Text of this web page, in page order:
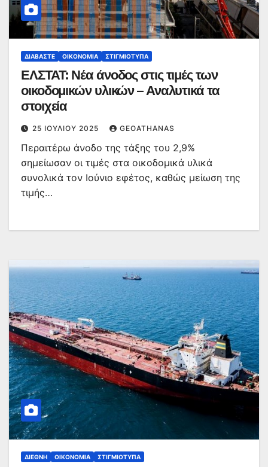
ΔΙΑΒΆΣΤΕ ΟΙΚΟΝΟΜΊΑ ΣΤΙΓΜΙΌΤΥΠΑ
ΕΛΣΤΑΤ: Νέα άνοδος στις τιμές των
οικοδομικών υλικών – Αναλυτικά τα
στοιχεία
25 ΙΟΥΛΊΟΥ 2025 GEOATHANAS
Περαιτέρω άνοδο της τάξης του 2,9%
σημείωσαν οι τιμές στα οικοδομικά υλικά
συνολικά τον Ιούνιο εφέτος, καθώς μείωση της
τιμής…
ΔΙΕΘΝΉ ΟΙΚΟΝΟΜΊΑ ΣΤΙΓΜΙΌΤΥΠΑ